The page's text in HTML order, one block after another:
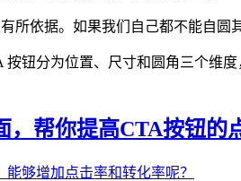
所依据。如果我们自己都不能自圆
按钮分为位置、尺寸和圆角三个维
，帮你提高CTA按钮的
能够增加点击率和转化率呢？